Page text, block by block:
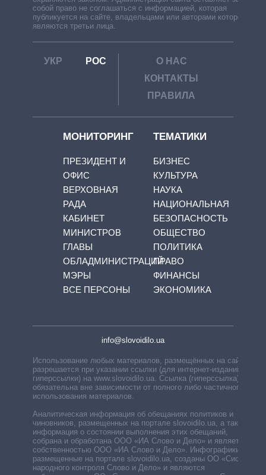
собой право не соглашаться с информацией, которая
публикуется на сайте, владельцами или авторами которой
являются третьи лица.
УКР РОС
О НАС
КОНТАКТЫ
ПРАВИЛА
МОНИТОРИНГ
ПРЕЗИДЕНТ И
ОФИС
ВЕРХОВНАЯ
РАДА
КАБИНЕТ
МИНИСТРОВ
ГЛАВЫ
ОБЛАДМИНИСТРАЦИЙ
МЭРЫ
ВСЕ ПЕРСОНЫ
ТЕМАТИКИ
БИЗНЕС
КУЛЬТУРА
НАУКА
НАЦИОНАЛЬНАЯ
БЕЗОПАСНОСТЬ
ОБЩЕСТВО
ПОЛИТИКА
ПРАВО
ФИНАНСЫ
ЭКОНОМИКА
info@slovoidilo.ua
Использование любых материалов, размещённых на сайте,
разрешается при указании ссылки (для интернет-изданий —
гиперссылки) на www.slovoidilo.ua. Ссылка (гиперссылка)
обязательна вне зависимости от полного либо частичного
использования материалов.
Аналитическая информация об обещаниях политиков и
чиновников, размещенных на портале slovoidilo.ua, а также
информация о состоянии выполнения этих обещаний,
собрана и обработана ООО «ИА Слово и Дело» и является
собственностью ООО «ИА Слово и Дело». Инфографики,
размещенные на портале slovoidilo.ua, созданы ОО «Система
народного контроля Слово и Дело» и являются